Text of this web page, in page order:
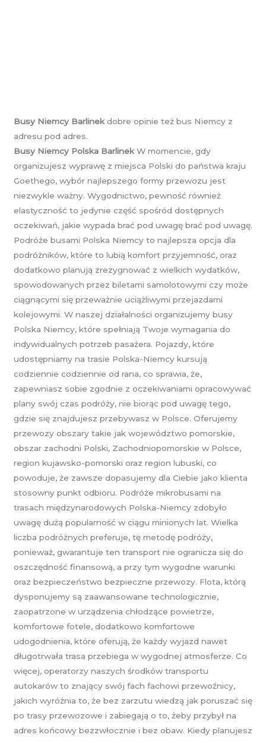
Busy Niemcy Barlinek dobre opinie też bus Niemcy z
adresu pod adres.
Busy Niemcy Polska Barlinek W momencie, gdy
organizujesz wyprawę z miejsca Polski do państwa kraju
Goethego, wybór najlepszego formy przewozu jest
niezwykle ważny. Wygodnictwo, pewność również
elastyczność to jedynie część spośród dostępnych
oczekiwań, jakie wypada brać pod uwagę brać pod uwagę.
Podróże busami Polska Niemcy to najlepsza opcja dla
podróżników, które to lubią komfort przyjemność, oraz
dodatkowo planują zrezygnować z wielkich wydatków,
spowodowanych przez biletami samolotowymi czy może
ciągnącymi się przeważnie uciążliwymi przejazdami
kolejowymi. W naszej działalności organizujemy busy
Polska Niemcy, które spełniają Twoje wymagania do
indywidualnych potrzeb pasażera. Pojazdy, które
udostępniamy na trasie Polska-Niemcy kursują
codziennie codziennie od rana, co sprawia, że,
zapewniasz sobie zgodnie z oczekiwaniami opracowywać
plany swój czas podróży, nie biorąc pod uwagę tego,
gdzie się znajdujesz przebywasz w Polsce. Oferujemy
przewozy obszary takie jak województwo pomorskie,
obszar zachodni Polski, Zachodniopomorskie w Polsce,
region kujawsko-pomorski oraz region lubuski, co
powoduje, że zawsze dopasujemy dla Ciebie jako klienta
stosowny punkt odbioru. Podróże mikrobusami na
trasach międzynarodowych Polska-Niemcy zdobyło
uwagę dużą popularność w ciągu minionych lat. Wielka
liczba podróżnych preferuje, tę metodę podróży,
ponieważ, gwarantuje ten transport nie ogranicza się do
oszczędność finansową, a przy tym wygodne warunki
oraz bezpieczeństwo bezpieczne przewozy. Flota, którą
dysponujemy są zaawansowane technologicznie,
zaopatrzone w urządzenia chłodzące powietrze,
komfortowe fotele, dodatkowo komfortowe
udogodnienia, które oferują, że każdy wyjazd nawet
długotrwała trasa przebiega w wygodnej atmosferze. Co
więcej, operatorzy naszych środków transportu
autokarów to znający swój fach fachowi przewoźnicy,
jakich wyróżnia to, że bez zarzutu wiedzą jak poruszać się
po trasy przewozowe i zabiegają o to, żeby przybył na
adres końcowy bezzwłocznie i bez obaw. Kiedy planujesz